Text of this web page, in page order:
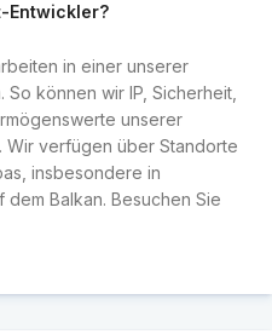
Entwickler?
in einer unserer
können wir IP, Sicherheit,
unserer
Wir verfügen über Standorte
insbesondere in
dem Balkan. Besuchen Sie